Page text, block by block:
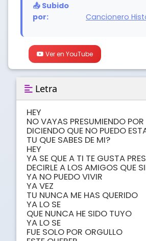
📤 Subido
por:
Cancionero
Ver en YouTube
Letra
HEY
NO VAYAS PRESUMIENDO
DICIENDO QUE NO PUEDO
TU QUE SABES DE MI?
HEY
YA SE QUE A TI TE GUSTA
DECIRLE A LOS AMIGOS QUE
YA NO PUEDO VIVIR
YA VEZ
TU NUNCA ME HAS QUERIDO
YA LO SE
QUE NUNCA HE SIDO TUYO
YA LO SE
FUE SOLO POR ORGULLO